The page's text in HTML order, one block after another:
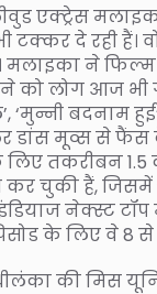
एक्ट्रेस
भी टक्कर दे रही
मलाइका ने फिल्म
को लोग आज भी
‘मुन्नी बदनाम
डांस मूव्स से फैंस
तकरीबन 1.5
चुकी हैं, जिसमें
नेक्स्ट
के लिए वे 8
की मिस